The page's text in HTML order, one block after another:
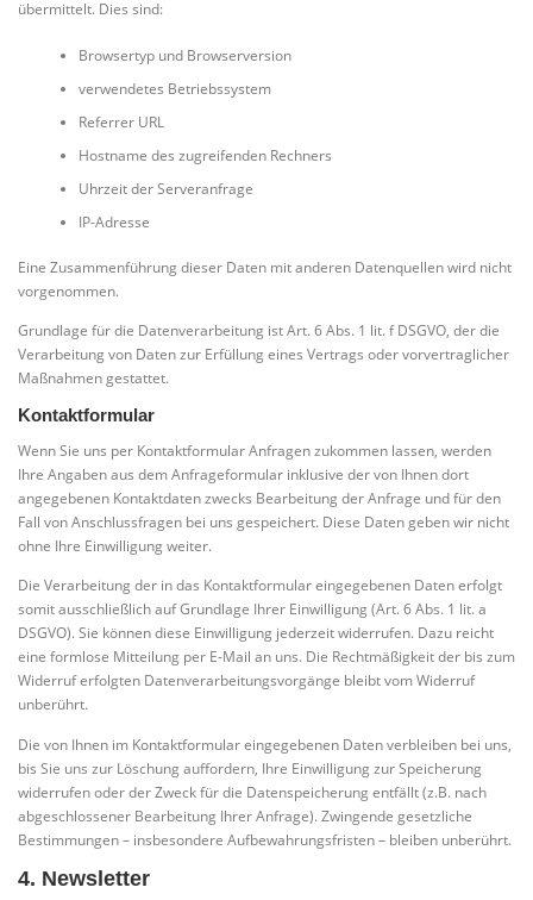
übermittelt. Dies sind:
Browsertyp und Browserversion
verwendetes Betriebssystem
Referrer URL
Hostname des zugreifenden Rechners
Uhrzeit der Serveranfrage
IP-Adresse
Eine Zusammenführung dieser Daten mit anderen Datenquellen wird nicht
vorgenommen.
Grundlage für die Datenverarbeitung ist Art. 6 Abs. 1 lit. f DSGVO, der die
Verarbeitung von Daten zur Erfüllung eines Vertrags oder vorvertraglicher
Maßnahmen gestattet.
Kontaktformular
Wenn Sie uns per Kontaktformular Anfragen zukommen lassen, werden
Ihre Angaben aus dem Anfrageformular inklusive der von Ihnen dort
angegebenen Kontaktdaten zwecks Bearbeitung der Anfrage und für den
Fall von Anschlussfragen bei uns gespeichert. Diese Daten geben wir nicht
ohne Ihre Einwilligung weiter.
Die Verarbeitung der in das Kontaktformular eingegebenen Daten erfolgt
somit ausschließlich auf Grundlage Ihrer Einwilligung (Art. 6 Abs. 1 lit. a
DSGVO). Sie können diese Einwilligung jederzeit widerrufen. Dazu reicht
eine formlose Mitteilung per E-Mail an uns. Die Rechtmäßigkeit der bis zum
Widerruf erfolgten Datenverarbeitungsvorgänge bleibt vom Widerruf
unberührt.
Die von Ihnen im Kontaktformular eingegebenen Daten verbleiben bei uns,
bis Sie uns zur Löschung auffordern, Ihre Einwilligung zur Speicherung
widerrufen oder der Zweck für die Datenspeicherung entfällt (z.B. nach
abgeschlossener Bearbeitung Ihrer Anfrage). Zwingende gesetzliche
Bestimmungen – insbesondere Aufbewahrungsfristen – bleiben unberührt.
4. Newsletter